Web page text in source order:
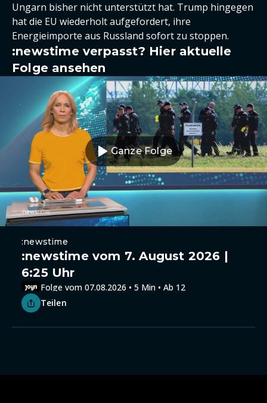
Ungarn bisher nicht unterstützt hat. Trump hingegen
hat die EU wiederholt aufgefordert, ihre
Energieimporte aus Russland sofort zu stoppen.
:newstime verpasst? Hier aktuelle
Folge ansehen
Ganze Folge
:newstime
:newstime vom 7. August 2026 |
6:25 Uhr
Folge vom 07.08.2026 • 5 Min • Ab 12
Teilen